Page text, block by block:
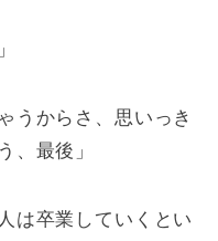
うからさ、思いっき
、最後」
は卒業していくとい